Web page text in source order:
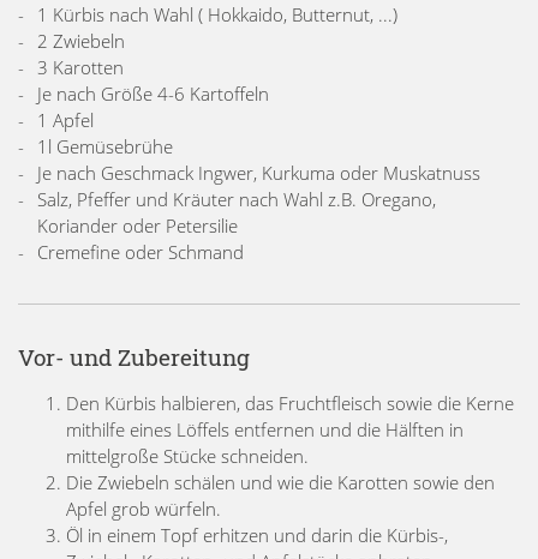
1 Kürbis nach Wahl ( Hokkaido, Butternut, ...)
2 Zwiebeln
3 Karotten
Je nach Größe 4-6 Kartoffeln
1 Apfel
1l Gemüsebrühe
Je nach Geschmack Ingwer, Kurkuma oder Muskatnuss
Salz, Pfeffer und Kräuter nach Wahl z.B. Oregano,
Koriander oder Petersilie
Cremefine oder Schmand
Vor- und Zubereitung
Den Kürbis halbieren, das Fruchtfleisch sowie die Kerne
mithilfe eines Löffels entfernen und die Hälften in
mittelgroße Stücke schneiden.
Die Zwiebeln schälen und wie die Karotten sowie den
Apfel grob würfeln.
Öl in einem Topf erhitzen und darin die Kürbis-,